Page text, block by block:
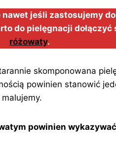
jeśli zastosujemy
do pielęgnacji dołączyć
różowaty.
skomponowana
powinien stanowić
powinien